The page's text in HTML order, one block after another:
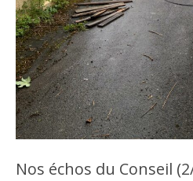
Nos échos du Conseil